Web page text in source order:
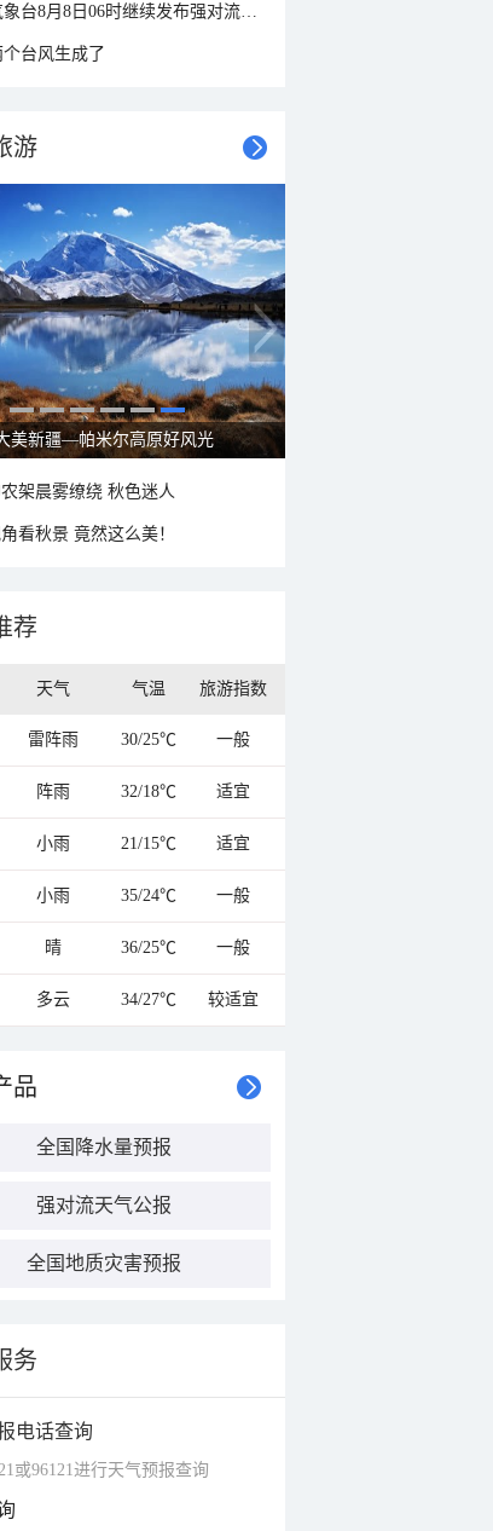
个台风生成了
游
气：北方逐渐转凉 南方暑热仍盛
架晨雾缭绕 秋色迷人
看秋景 竟然这么美！
荐
天气 气温 旅游指数
雷阵雨 30/25℃ 一般
阵雨 32/18℃ 适宜
小雨 21/15℃ 适宜
小雨 35/24℃ 一般
晴 36/25℃ 一般
多云 34/27℃ 较适宜
品
全国降水量预报
强对流天气公报
全国地质灾害预报
务
电话查询
或96121进行天气预报查询